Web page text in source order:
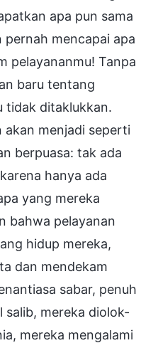
apa pun sama
pernah mencapai apa
pelayananmu! Tanpa
baru tentang
tidak ditaklukkan.
akan menjadi seperti
berpuasa: tak ada
hanya ada
yang mereka
bahwa pelayanan
hidup mereka,
dan mendekam
sabar, penuh
salib, mereka diolok-
mereka mengalami